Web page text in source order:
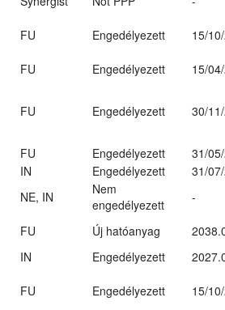
FU Engedélyezett 15/
FU Engedélyezett
15/
FU Engedélyezett 30/
FU Engedélyezett
31/
IN Engedélyezett
31/
NE, IN
Nem
engedélyezett
-
FU Új hatóanyag
IN Engedélyezett
FU Engedélyezett 15/